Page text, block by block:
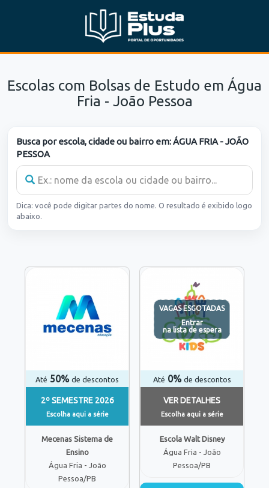
Escolas com Bolsas de Estudo em Água
Fria - João Pessoa
Busca por escola, cidade ou bairro em:ÁGUA FRIA - JOÃO
PESSOA
Dica: você pode digitar partes do nome. O resultado é exibido logo
abaixo.
Até 50% de descontos
2º SEMESTRE 2026
Escolha aqui a série
Mecenas Sistema de
Ensino
Água Fria - João
Pessoa/PB
VAGAS ESGOTADAS
Entrar
na lista de espera
Até 0% de descontos
VER DETALHES
Escolha aqui a série
Escola Walt Disney
Água Fria - João
Pessoa/PB